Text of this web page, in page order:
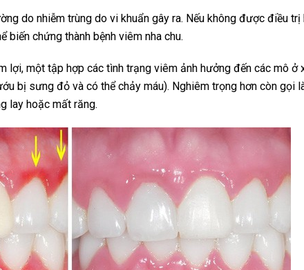
do nhiễm trùng do vi khuẩn gây ra. Nếu không được điều trị
biến chứng thành bệnh viêm nha chu.
lợi, một tập hợp các tình trạng viêm ảnh hưởng đến các mô ở
bị sưng đỏ và có thể chảy máu). Nghiêm trọng hơn còn gọi
lay hoặc mất răng.